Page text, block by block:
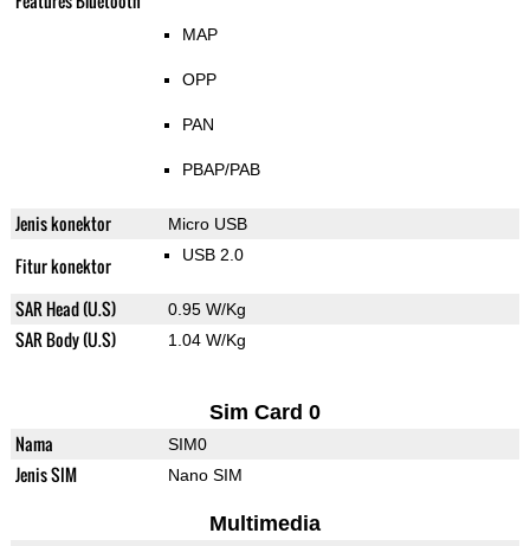
MAP
OPP
PAN
PBAP/PAB
Jenis konektor Micro USB
Fitur konektor USB 2.0
SAR Head (U.S) 0.95 W/Kg
SAR Body (U.S) 1.04 W/Kg
Sim Card 0
Nama SIM0
Jenis SIM Nano SIM
Multimedia